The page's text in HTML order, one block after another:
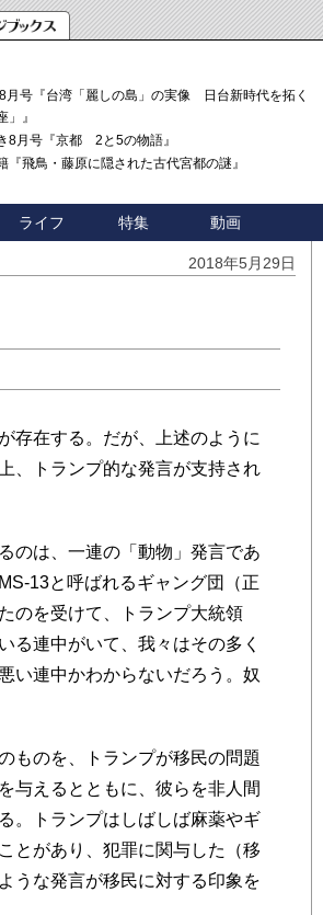
月号『台湾「麗しの島」の実像 日台新時代を拓く「3
」』
8月号『京都 2と5の物語』
『飛鳥・藤原に隠された古代宮都の謎』
ライフ 特集 動画
2018年5月29日
存在する。だが、上述のように
、トランプ的な発言が支持され
のは、一連の「動物」発言であ
13と呼ばれるギャング団（正
のを受けて、トランプ大統領
る連中がいて、我々はその多く
い連中かわからないだろう。奴
ものを、トランプが移民の問題
与えるとともに、彼らを非人間
。トランプはしばしば麻薬やギ
とがあり、犯罪に関与した（移
うな発言が移民に対する印象を